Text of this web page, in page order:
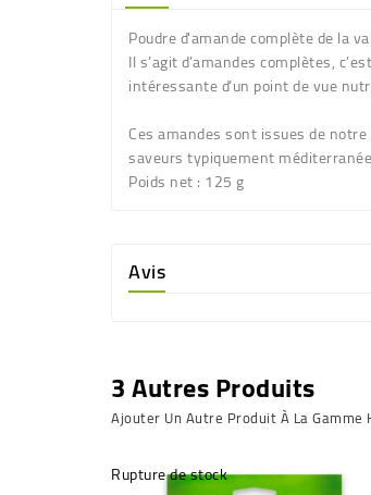
Poudre d'amande complète de la
Il s’agit d’amandes complètes,
intéressante d‘un point de vue
Ces amandes sont issues de
saveurs typiquement
Poids net: 125 g
Avis
3 Autres Produits
Ajouter Un Autre Produit À La Gamme
Rupture de stock